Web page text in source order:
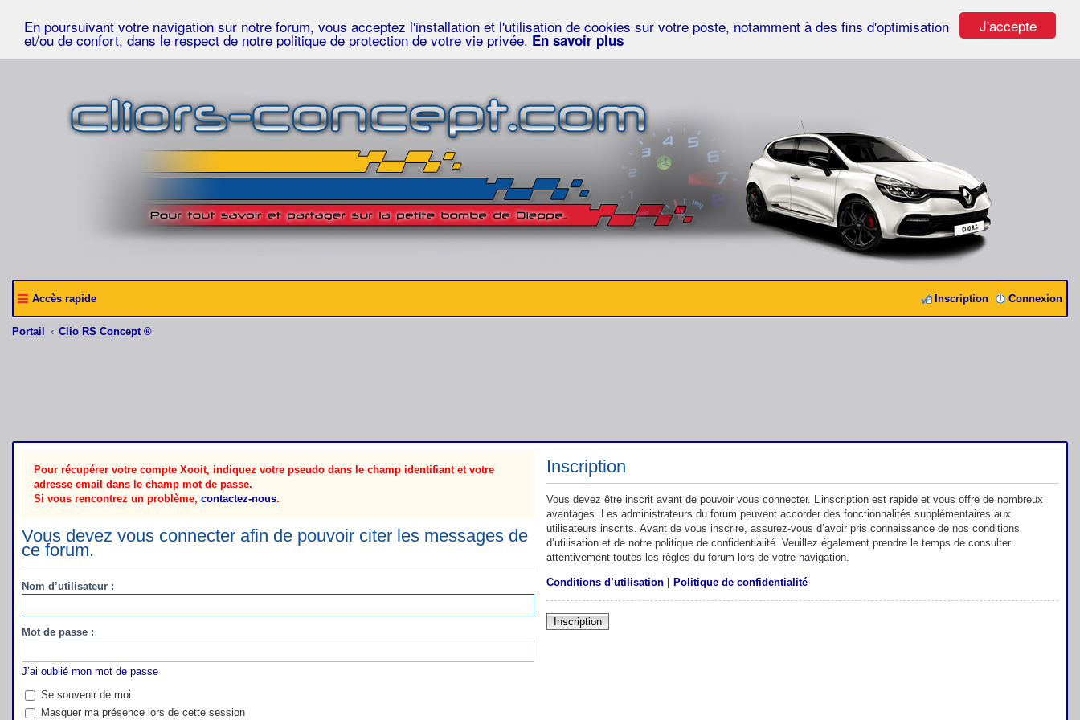
J'accepte
En poursuivant votre navigation sur notre forum, vous acceptez l'installation et l'utilisation de cookies sur votre poste, notamment à des fins d'optimisation
et/ou de confort, dans le respect de notre politique de protection de votre vie privée. En savoir plus
Accès rapide Connexion
Inscription
Portail Clio RS Concept ®
Pour récupérer votre compte Xooit, indiquez votre pseudo dans le champ identifiant et votre
adresse email dans le champ mot de passe.
Si vous rencontrez un problème, contactez-nous.
Vous devez vous connecter afin de pouvoir citer les messages de
ce forum.
Nom d’utilisateur :
Mot de passe :
J’ai oublié mon mot de passe
Se souvenir de moi
Masquer ma présence lors de cette session
Inscription
Vous devez être inscrit avant de pouvoir vous connecter. L’inscription est rapide et vous offre de nombreux
avantages. Les administrateurs du forum peuvent accorder des fonctionnalités supplémentaires aux
utilisateurs inscrits. Avant de vous inscrire, assurez-vous d’avoir pris connaissance de nos conditions
d’utilisation et de notre politique de confidentialité. Veuillez également prendre le temps de consulter
attentivement toutes les règles du forum lors de votre navigation.
Conditions d’utilisation| Politique de confidentialité
Inscription